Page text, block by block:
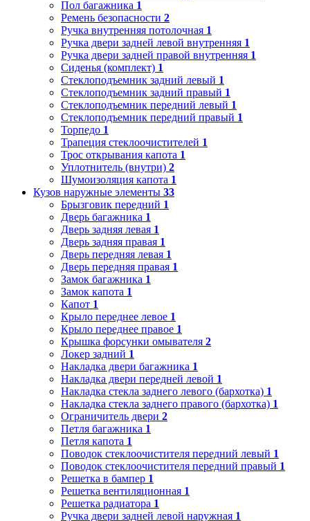
Пол багажника 1
Ремень безопасности 2
Ручка внутренняя потолочная 1
Ручка двери задней левой внутренняя 1
Ручка двери задней правой внутренняя 1
Сиденья (комплект) 1
Стеклоподъемник задний левый 1
Стеклоподъемник задний правый 1
Стеклоподъемник передний левый 1
Стеклоподъемник передний правый 1
Торпедо 1
Трапеция стеклоочистителей 1
Трос открывания капота 1
Уплотнитель (внутри) 2
Шумоизоляция капота 1
Кузов наружные элементы 33
Брызговик передний 1
Дверь багажника 1
Дверь задняя левая 1
Дверь задняя правая 1
Дверь передняя левая 1
Дверь передняя правая 1
Замок багажника 1
Замок капота 1
Капот 1
Крыло переднее левое 1
Крыло переднее правое 1
Крышка форсунки омывателя 2
Локер задний 1
Накладка двери багажника 1
Накладка двери передней левой 1
Накладка стекла заднего левого (бархотка) 1
Накладка стекла заднего правого (бархотка) 1
Ограничитель двери 2
Петля багажника 1
Петля капота 1
Поводок стеклоочистителя передний левый 1
Поводок стеклоочистителя передний правый 1
Решетка в бампер 1
Решетка вентиляционная 1
Решетка радиатора 1
Ручка двери задней левой наружная 1